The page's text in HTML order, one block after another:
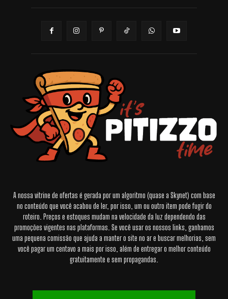
A nossa vitrine de ofertas é gerada por um algoritmo (quase a Skynet) com base
no conteúdo que você acabou de ler, por isso, um ou outro item pode fugir do
roteiro. Preços e estoques mudam na velocidade da luz dependendo das
promoções vigentes nas plataformas. Se você usar os nossos links, ganhamos
uma pequena comissão que ajuda a manter o site no ar e buscar melhorias, sem
você pagar um centavo a mais por isso, além de entregar o melhor conteúdo
gratuitamente e sem propagandas.